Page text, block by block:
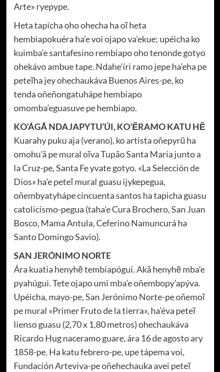
Arte» ryepype.
Heta tapicha oho ohecha ha oĩ heta
hembiapokuéra ha’e voi ojapo va’ekue; upéicha ko
kuimba’e santafesino rembiapo oho tenonde gotyo
ohekávo ambue tape. Ndahe’íri ramo jepe ha’eha pe
peteĩha jey ohechaukáva Buenos Aires-pe, ko
tenda oñeñongatuhápe hembiapo
omomba’eguasuve pe hembiapo.
KO’ÁGÃ NDAJAPYTU’ÚI, KO’ẼRAMO KATU HẼ
Kuarahy puku aja (verano), ko artista oñepyrũ ha
omohu’ã pe mural oĩva Tupão Santa María junto a
la Cruz-pe, Santa Fe yvate gotyo. «La Selección de
Dios» ha’e peteĩ mural guasu ijykepegua,
oñembyatyhápe cincuenta santos ha tapicha guasu
catolicismo-pegua (taha’e Cura Brochero, San Juan
Bosco, Mama Antula, Ceferino Namuncurá ha
Santo Domingo Savio).
SAN JERÓNIMO NORTE
Ára kuatia henyhẽ tembiapógui. Akã henyhẽ mba’e
pyahúgui. Tete ojapo umi mba’e oñembopy’apýva.
Upéicha, mayo-pe, San Jerónimo Norte-pe oñemoĩ
pe mural «Primer Fruto de la tierra», ha’éva peteĩ
lienso guasu (2,70 x 1,80 metros) ohechaukáva
Ricardo Hug naceramo guare, ára 16 de agosto ary
1858-pe. Ha katu febrero-pe, upe tápema voi,
Fundación Arteviva-pe oñehechauka avei peteĩ